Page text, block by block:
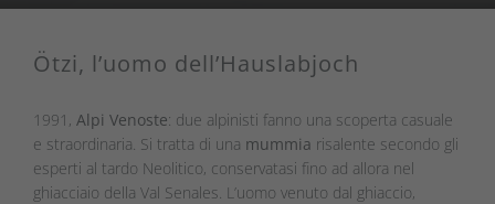
Ötzi, l’uomo dell’Hauslabjoch
1991, Alpi Venoste: due alpinisti fanno una scoperta casuale
e straordinaria. Si tratta di una mummia risalente secondo gli
esperti al tardo Neolitico, conservatasi fino ad allora nel
ghiacciaio della Val Senales. L’uomo venuto dal ghiaccio,